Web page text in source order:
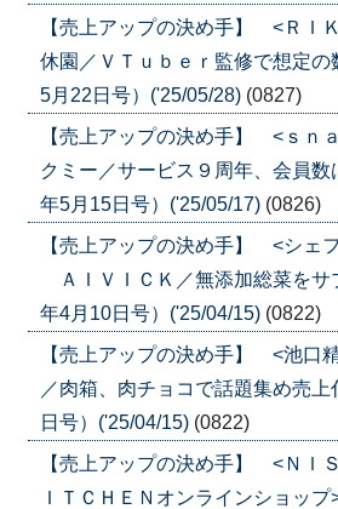
【売上アップの決め手】 <ＲＩ
休園／ＶＴｕｂｅｒ監修で想定
5月22日号）('25/05/28) (0827)
【売上アップの決め手】 <ｓｎ
クミー／サービス９周年、会員
年5月15日号）('25/05/17) (0826)
【売上アップの決め手】 <シェ
ＡＩＶＩＣＫ／無添加総菜をサ
年4月10日号）('25/04/15) (0822)
【売上アップの決め手】 <池口
／肉箱、肉チョコで話題集め売
日号）('25/04/15) (0822)
【売上アップの決め手】 <ＮＩ
ＩＴＣＨＥＮオンラインショッ